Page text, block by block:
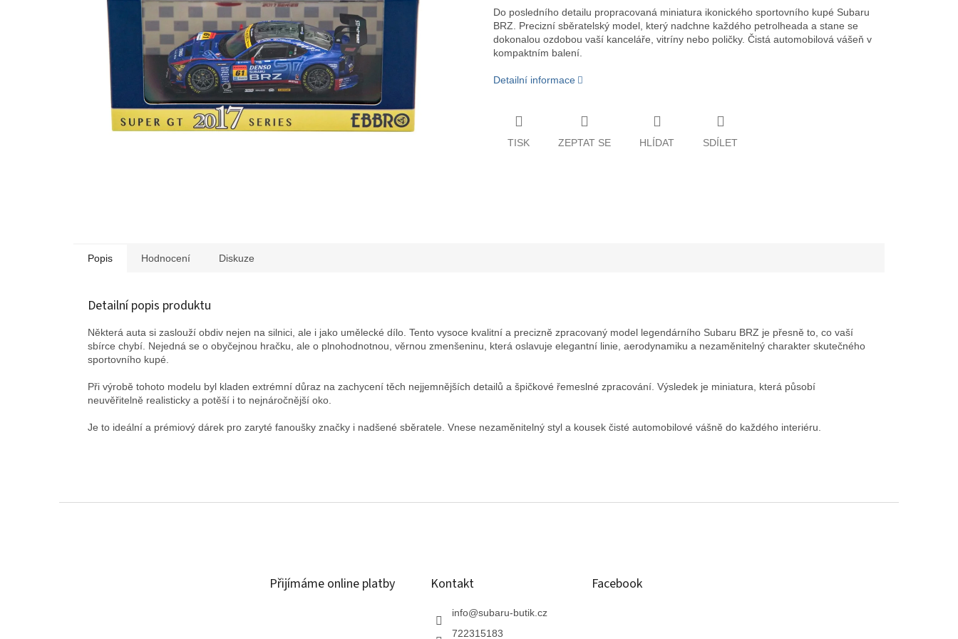
Do posledního detailu propracovaná miniatura ikonického sportovního kupé Subaru
BRZ. Precizní sběratelský model, který nadchne každého petrolheada a stane se
dokonalou ozdobou vaší kanceláře, vitríny nebo poličky. Čistá automobilová vášeň v
kompaktním balení.
Detailní informace
TISK ZEPTAT SE HLÍDAT SDÍLET
Popis Hodnocení Diskuze
Detailní popis produktu
Některá auta si zaslouží obdiv nejen na silnici, ale i jako umělecké dílo. Tento vysoce kvalitní a precizně zpracovaný model legendárního Subaru BRZ je přesně to, co vaší
sbírce chybí. Nejedná se o obyčejnou hračku, ale o plnohodnotnou, věrnou zmenšeninu, která oslavuje elegantní linie, aerodynamiku a nezaměnitelný charakter skutečného
sportovního kupé.
Při výrobě tohoto modelu byl kladen extrémní důraz na zachycení těch nejjemnějších detailů a špičkové řemeslné zpracování. Výsledek je miniatura, která působí
neuvěřitelně realisticky a potěší i to nejnáročnější oko.
Je to ideální a prémiový dárek pro zaryté fanoušky značky i nadšené sběratele. Vnese nezaměnitelný styl a kousek čisté automobilové vášně do každého interiéru.
Přijímáme online platby Kontakt
info@subaru-butik.cz
722315183
Facebook